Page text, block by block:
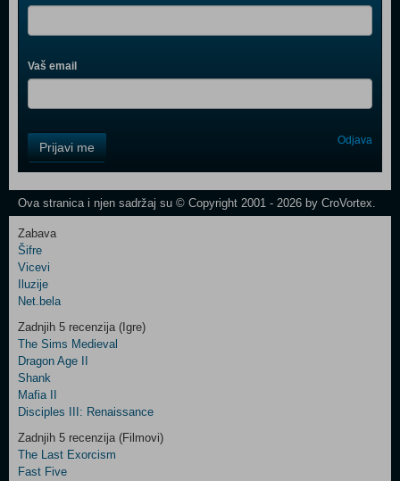
Vaš email
Field
One
Control
Two
Newsletter
Control
Field
Three
Prijavi me Odjava
Ova stranica i njen sadržaj su © Copyright 2001 - 2026 by CroVortex.
Zabava
Šifre
Vicevi
Iluzije
Net.bela
Zadnjih 5 recenzija (Igre)
The Sims Medieval
Dragon Age II
Shank
Mafia II
Disciples III: Renaissance
Zadnjih 5 recenzija (Filmovi)
The Last Exorcism
Fast Five